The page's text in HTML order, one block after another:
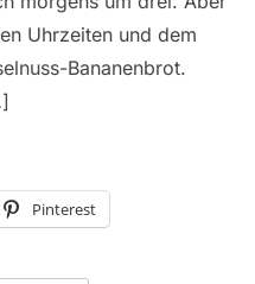
Uhrzeiten und dem
Bananenbrot.
Pinterest